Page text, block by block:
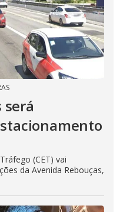
será
(CET) vai
da Avenida Rebouças,